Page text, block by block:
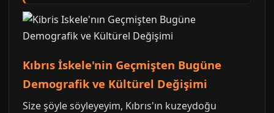
Kıbrıs İskele'nin Geçmişten Bugüne
Demografik ve Kültürel Değişimi
Size şöyle söyleyeyim, Kıbrıs'ın kuzeydoğu